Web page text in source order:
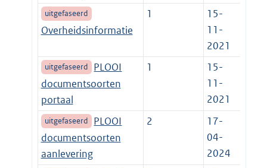
uitgefaseerd
Overheidsinformatie
1
15-
11-
2021
uitgefaseerd
PLOOI
documentsoorten
portaal
1
15-
11-
2021
uitgefaseerd
PLOOI
documentsoorten
aanlevering
2
17-
04-
2024